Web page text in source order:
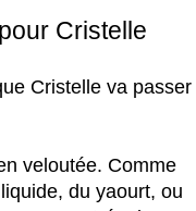
Cristelle
Cristelle va passer
veloutée. Comme
du yaourt, ou